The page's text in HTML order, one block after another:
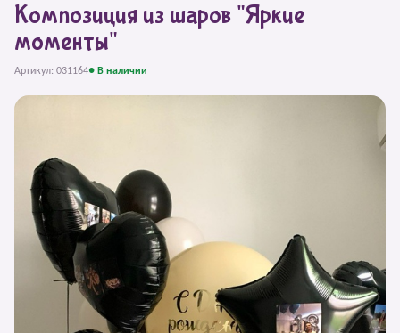
Композиция из шаров "Яркие
моменты"
Артикул: 031164● В наличии